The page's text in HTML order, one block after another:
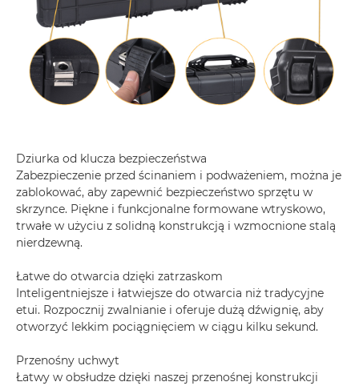
Dziurka od klucza bezpieczeństwa
Zabezpieczenie przed ścinaniem i podważeniem, można je
zablokować, aby zapewnić bezpieczeństwo sprzętu w
skrzynce. Piękne i funkcjonalne formowane wtryskowo,
trwałe w użyciu z solidną konstrukcją i wzmocnione stalą
nierdzewną.
Łatwe do otwarcia dzięki zatrzaskom
Inteligentniejsze i łatwiejsze do otwarcia niż tradycyjne
etui. Rozpocznij zwalnianie i oferuje dużą dźwignię, aby
otworzyć lekkim pociągnięciem w ciągu kilku sekund.
Przenośny uchwyt
Łatwy w obsłudze dzięki naszej przenośnej konstrukcji